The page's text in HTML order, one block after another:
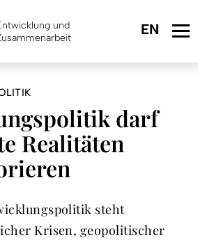
und
darf
Realitäten
steht
Krisen, geopolitischer